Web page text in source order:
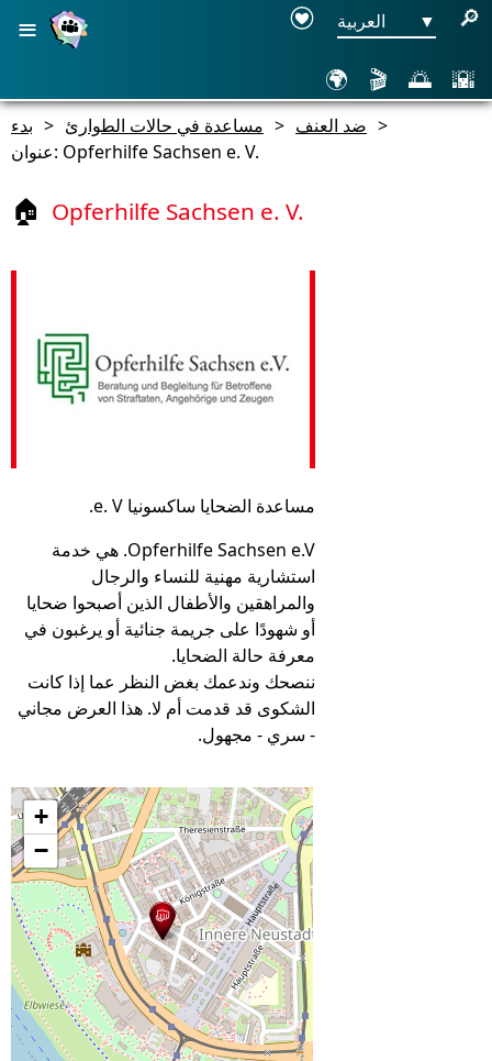
≡ العربية ▼ 🔎
🌍 🎬 🌅 🌇
بدء > مساعدة في حالات الطوارئ > ضد العنف >
عنوان: Opferhilfe Sachsen e. V.
🏠 Opferhilfe Sachsen e. V.
مساعدة الضحايا ساكسونيا e. V.
Opferhilfe Sachsen e.V. هي خدمة
استشارية مهنية للنساء والرجال
والمراهقين والأطفال الذين أصبحوا ضحايا
أو شهودًا على جريمة جنائية أو يرغبون في
معرفة حالة الضحايا.
ننصحك وندعمك بغض النظر عما إذا كانت
الشكوى قد قدمت أم لا. هذا العرض مجاني
- سري - مجهول.
+
−